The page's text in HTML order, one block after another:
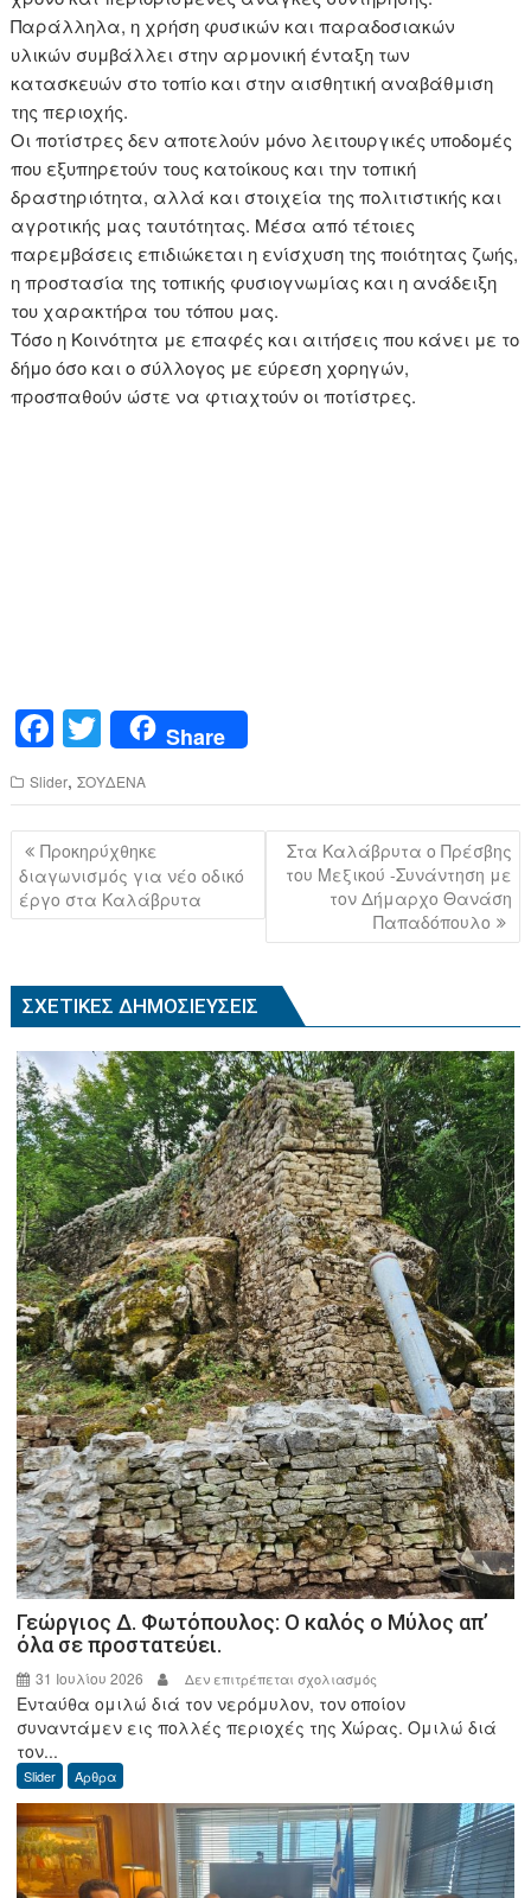
Παράλληλα, η χρήση φυσικών και παραδοσιακών
υλικών συμβάλλει στην αρμονική ένταξη των
κατασκευών στο τοπίο και στην αισθητική αναβάθμιση
της περιοχής.
Οι ποτίστρες δεν αποτελούν μόνο λειτουργικές υποδομές
που εξυπηρετούν τους κατοίκους και την τοπική
δραστηριότητα, αλλά και στοιχεία της πολιτιστικής και
αγροτικής μας ταυτότητας. Μέσα από τέτοιες
παρεμβάσεις επιδιώκεται η ενίσχυση της ποιότητας ζωής,
η προστασία της τοπικής φυσιογνωμίας και η ανάδειξη
του χαρακτήρα του τόπου μας.
Τόσο η Κοινότητα με επαφές και αιτήσεις που κάνει με το
δήμο όσο και ο σύλλογος με εύρεση χορηγών,
προσπαθούν ώστε να φτιαχτούν οι ποτίστρες.
F
a
c
e
b
o
k
T
wi
tt
er
Share
Slider,ΣΟΥΔΕΝΑ
Πλοήγηση
άρθρων
Προκηρύχθηκε
διαγωνισμός για νέο οδικό
έργο στα Καλάβρυτα
Στα Καλάβρυτα ο Πρέσβης
του Μεξικού -Συνάντηση με
τον Δήμαρχο Θανάση
Παπαδόπουλο
ΣΧΕΤΙΚΈΣ ΔΗΜΟΣΙΕΎΣΕΙΣ
Γεώργιος Δ. Φωτόπουλος: Ο καλός ο Μύλος απ’
όλα σε προστατεύει.
31 Ιουλίου 2026 Δεν επιτρέπεται σχολιασμός
Γεώργιος
Δ.
καλός
Μύλος
απ’
Ενταύθα ομιλώ διά τον νερόμυλον, τον οποίον
συναντάμεν εις πολλές περιοχές της Χώρας. Ομιλώ διά
τον...
Slider Άρθρα